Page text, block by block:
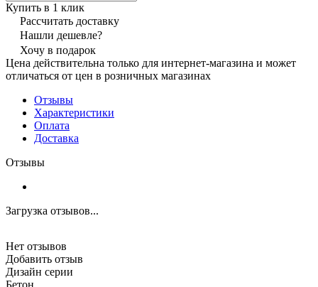
Купить в 1 клик
Рассчитать доставку
Нашли дешевле?
Хочу в подарок
Цена действительна только для интернет-магазина и может
отличаться от цен в розничных магазинах
Отзывы
Характеристики
Оплата
Доставка
Отзывы
Загрузка отзывов...
Нет отзывов
Добавить отзыв
Дизайн серии
Бетон